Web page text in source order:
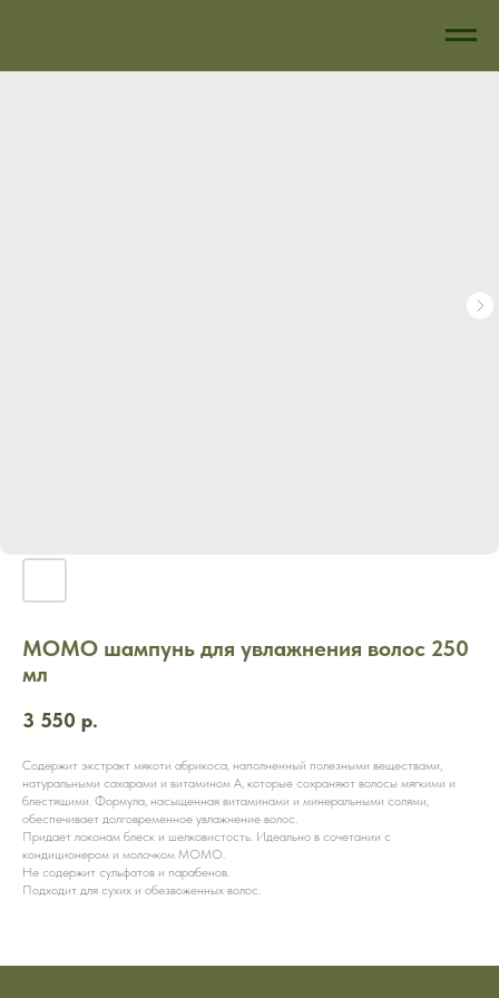
MOMO шампунь для увлажнения волос 250
мл
3 550 р.
Содержит экстракт мякоти абрикоса, наполненный полезными веществами,
натуральными сахарами и витамином А, которые сохраняют волосы мягкими и
блестящими. Формула, насыщенная витаминами и минеральными солями,
обеспечивает долговременное увлажнение волос.
Придает локонам блеск и шелковистость. Идеально в сочетании с
кондиционером и молочком MOMO.
Не содержит сульфатов и парабенов.
Подходит для сухих и обезвоженных волос.